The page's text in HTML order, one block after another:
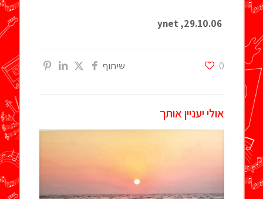
29.10.06, ynet
שיתוף 0
אולי יעניין אותך